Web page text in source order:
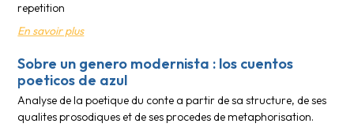
repetition
En savoir plus
Sobre un genero modernista : los cuentos
poeticos de azul
Analyse de la poetique du conte a partir de sa structure, de ses
qualites prosodiques et de ses procedes de metaphorisation.